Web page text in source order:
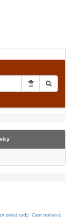
zelez rudy Cast nohavíc